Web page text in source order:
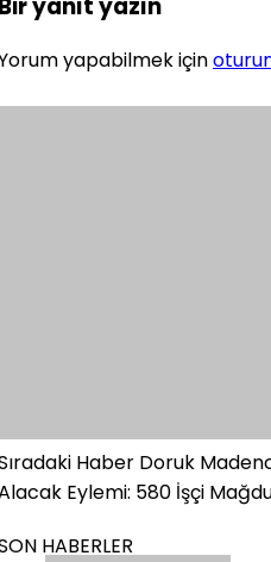
yapabilmek için
Haber Doruk
Eylemi: 580 İşçi
HABERLER